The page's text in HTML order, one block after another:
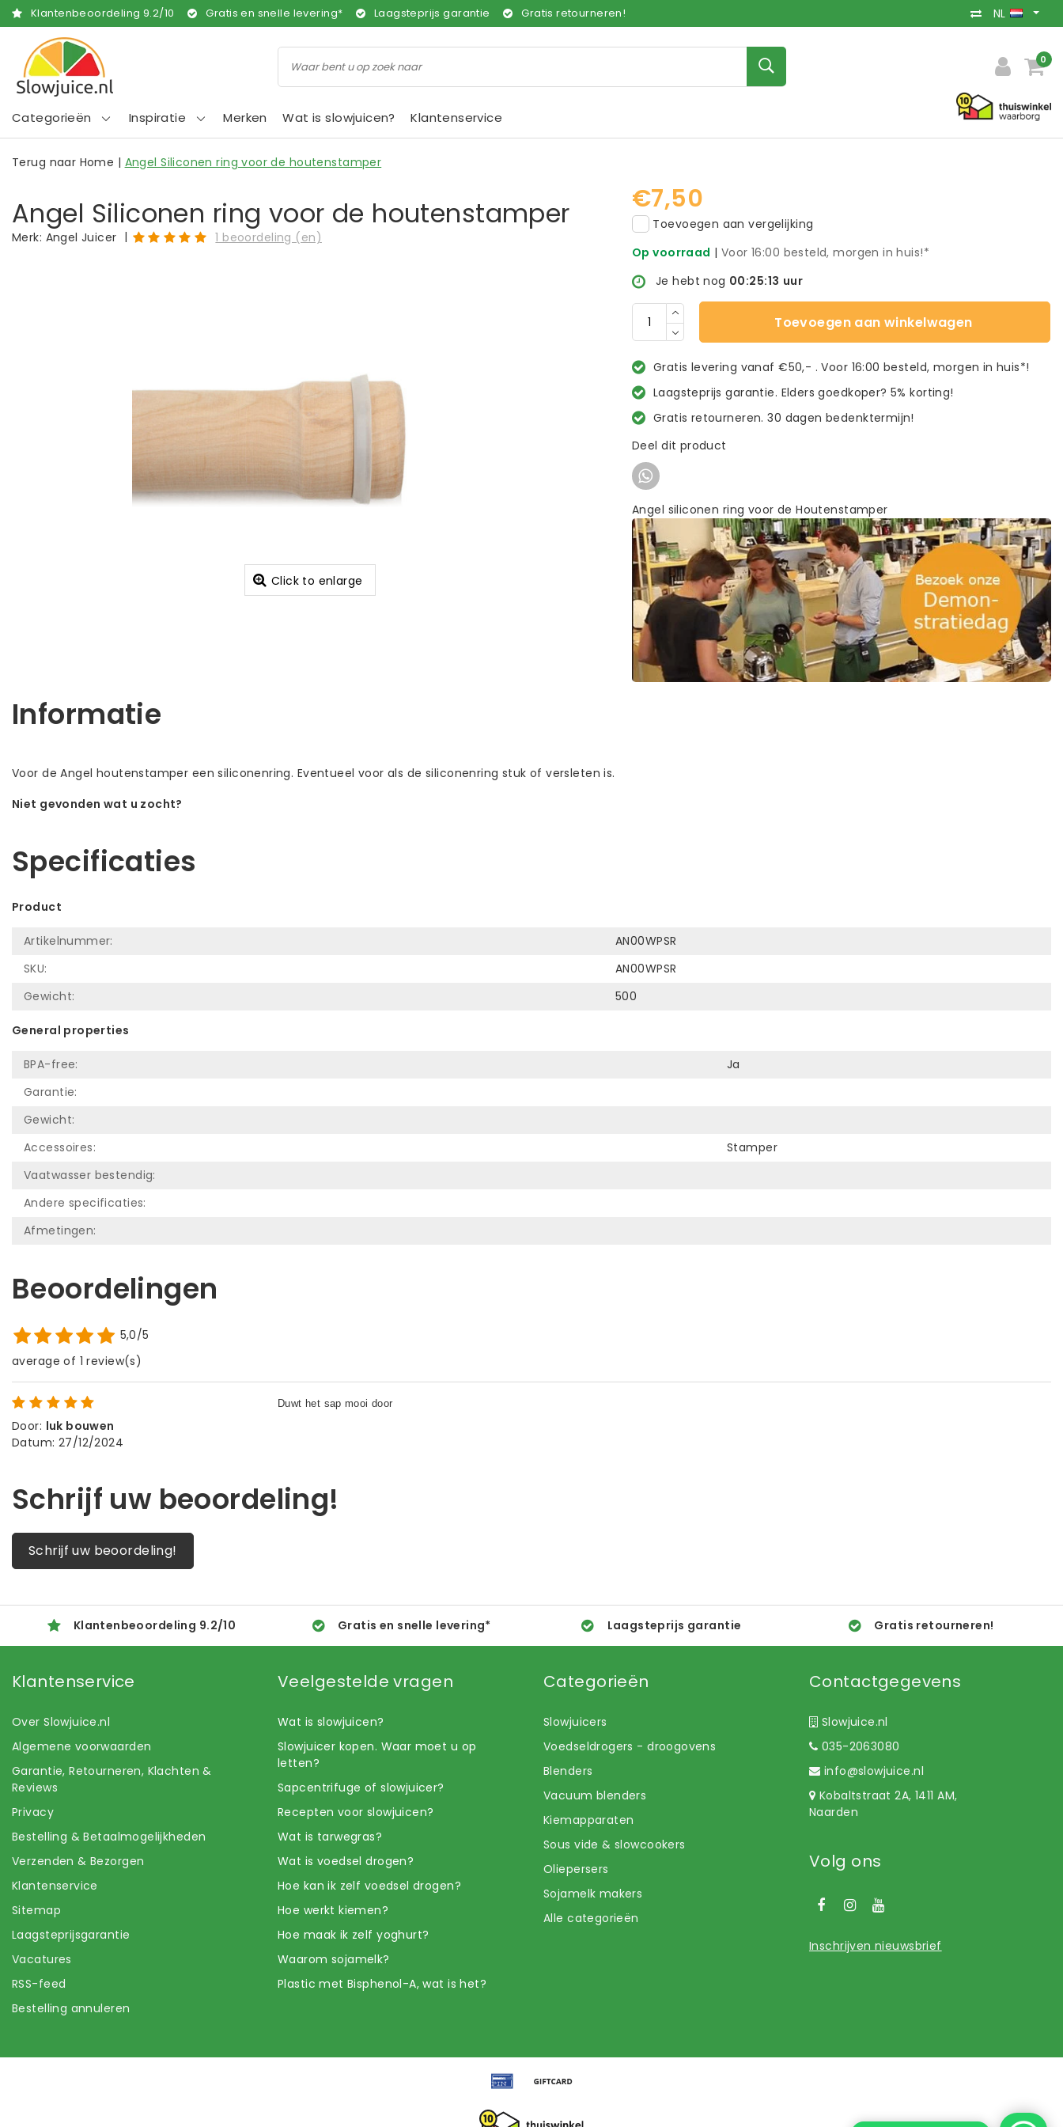
Klantenbeoordeling 9.2/10 Gratis en snelle levering* Laagsteprijs garantie Gratis retourneren! NL
0
Categorieën Inspiratie Merken Wat is slowjuicen? Klantenservice
Terug naar Home | Angel Siliconen ring voor de houtenstamper
Angel Siliconen ring voor de houtenstamper
Merk: Angel Juicer | 1 beoordeling (en)
Click to enlarge
€7,50
Toevoegen aan vergelijking
Op voorraad | Voor 16:00 besteld, morgen in huis!*
Je hebt nog 00:25:12 uur
Toevoegen aan winkelwagen
Gratis levering vanaf €50,- . Voor 16:00 besteld, morgen in huis*!
Laagsteprijs garantie. Elders goedkoper? 5% korting!
Gratis retourneren. 30 dagen bedenktermijn!
Deel dit product
Angel siliconen ring voor de Houtenstamper
Informatie
Voor de Angel houtenstamper een siliconenring. Eventueel voor als de siliconenring stuk of versleten is.
Niet gevonden wat u zocht?
Specificaties
Product
Artikelnummer:
AN00WPSR
SKU:
AN00WPSR
Gewicht:
500
General properties
BPA-free:
Ja
Garantie:
Gewicht:
Accessoires:
Stamper
Vaatwasser bestendig:
Andere specificaties:
Afmetingen:
Beoordelingen
5,0/5
average of 1 review(s)
Door: luk bouwen
Datum: 27/12/2024
Schrijf uw beoordeling!
Schrijf uw beoordeling!
Klantenbeoordeling 9.2/10 Gratis en snelle levering* Laagsteprijs garantie Gratis retourneren!
Klantenservice
Over Slowjuice.nl
Algemene voorwaarden
Garantie, Retourneren, Klachten &
Reviews
Privacy
Bestelling & Betaalmogelijkheden
Verzenden & Bezorgen
Klantenservice
Sitemap
Laagsteprijsgarantie
Vacatures
RSS-feed
Bestelling annuleren
Veelgestelde vragen
Wat is slowjuicen?
Slowjuicer kopen. Waar moet u op
letten?
Sapcentrifuge of slowjuicer?
Recepten voor slowjuicen?
Wat is tarwegras?
Wat is voedsel drogen?
Hoe kan ik zelf voedsel drogen?
Hoe werkt kiemen?
Hoe maak ik zelf yoghurt?
Waarom sojamelk?
Plastic met Bisphenol-A, wat is het?
Categorieën
Slowjuicers
Voedseldrogers - droogovens
Blenders
Vacuum blenders
Kiemapparaten
Sous vide & slowcookers
Oliepersers
Sojamelk makers
Alle categorieën
Contactgegevens
Slowjuice.nl
035-2063080
info@slowjuice.nl
Kobaltstraat 2A, 1411 AM,
Naarden
Volg ons
Inschrijven nieuwsbrief